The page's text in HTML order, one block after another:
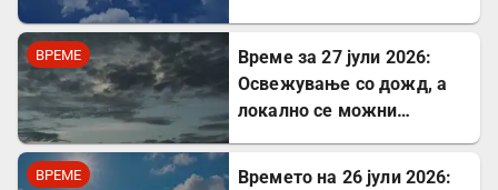
ВРЕМЕ
Време за 27 јули 2026:
Освежување со дожд, а
локално се можни
ВРЕМЕ
Времето на 26 јули 2026: